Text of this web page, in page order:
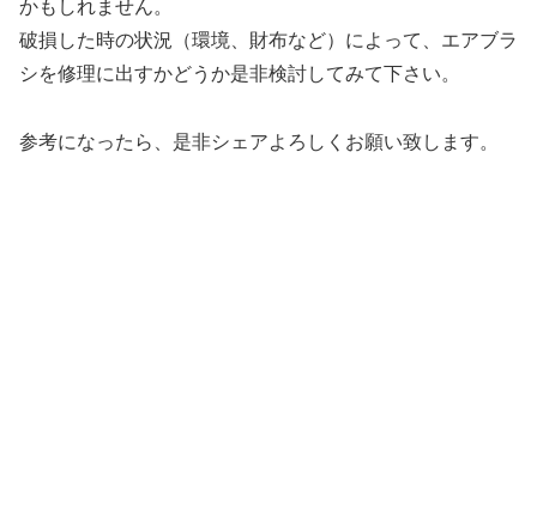
かもしれません。
破損した時の状況（環境、財布など）によって、エアブラ
シを修理に出すかどうか是非検討してみて下さい。
参考になったら、是非シェアよろしくお願い致します。